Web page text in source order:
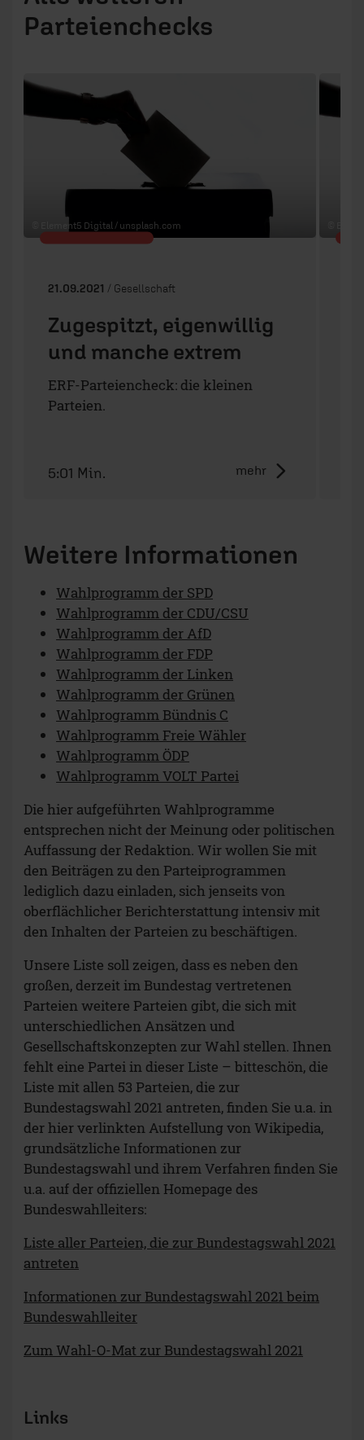
Parteienchecks
© Element5 Digital / unsplash.com
21.09.2021 / Gesellschaft
Zugespitzt, eigenwillig
und manche extrem
ERF-Parteiencheck: die kleinen
Parteien.
mehr
5:01 Min.
Weitere Informationen
Wahlprogramm der SPD
Wahlprogramm der CDU/CSU
Wahlprogramm der AfD
Wahlprogramm der FDP
Wahlprogramm der Linken
Wahlprogramm der Grünen
Wahlprogramm Bündnis C
Wahlprogramm Freie Wähler
Wahlprogramm ÖDP
Wahlprogramm VOLT Partei
Die hier aufgeführten Wahlprogramme
entsprechen nicht der Meinung oder politischen
Auffassung der Redaktion. Wir wollen Sie mit
den Beiträgen zu den Parteiprogrammen
lediglich dazu einladen, sich jenseits von
oberflächlicher Berichterstattung intensiv mit
den Inhalten der Parteien zu beschäftigen.
Unsere Liste soll zeigen, dass es neben den
großen, derzeit im Bundestag vertretenen
Parteien weitere Parteien gibt, die sich mit
unterschiedlichen Ansätzen und
Gesellschaftskonzepten zur Wahl stellen. Ihnen
fehlt eine Partei in dieser Liste – bitteschön, die
Liste mit allen 53 Parteien, die zur
Bundestagswahl 2021 antreten, finden Sie u.a. in
der hier verlinkten Aufstellung von Wikipedia,
grundsätzliche Informationen zur
Bundestagswahl und ihrem Verfahren finden Sie
u.a. auf der offiziellen Homepage des
Bundeswahlleiters:
Liste aller Parteien, die zur Bundestagswahl 2021
antreten
Informationen zur Bundestagswahl 2021 beim
Bundeswahlleiter
Zum Wahl-O-Mat zur Bundestagswahl 2021
Links